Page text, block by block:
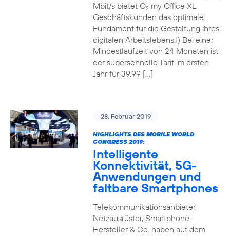
Mbit/s bietet O2my Office XL
Geschäftskunden das optimale
Fundament für die Gestaltung ihres
digitalen Arbeitslebens.1) Bei einer
Mindestlaufzeit von 24 Monaten ist
der superschnelle Tarif im ersten
Jahr für 39,99 […]
28. Februar 2019
HIGHLIGHTS DES MOBILE WORLD
CONGRESS 2019:
Intelligente
Konnektivität, 5G-
Anwendungen und
faltbare Smartphones
Telekommunikationsanbieter,
Netzausrüster, Smartphone-
Hersteller & Co. haben auf dem